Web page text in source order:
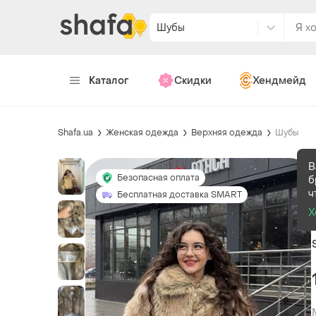
Шубы
Каталог Скидки Хендмейд
Shafa.ua Женская одежда Верхняя одежда Шубы
Безопасная оплата
Бесплатная доставка SMART